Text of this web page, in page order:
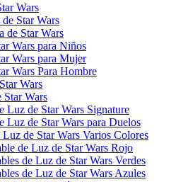
Wars
Star Wars
de Star Wars
Wars para Niños
Wars para Mujer
Wars Para Hombre
Wars
Star Wars
Luz de Star Wars Signature
Luz de Star Wars para Duelos
Luz de Star Wars Varios Colores
de Luz de Star Wars Rojo
de Luz de Star Wars Verdes
de Luz de Star Wars Azules